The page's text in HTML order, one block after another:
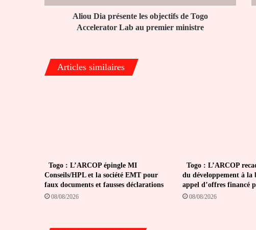
Lab
Aliou Dia présente les objectifs de Togo
Accelerator Lab au premier ministre
Articles similaires
Togo : L’ARCOP épingle MI
Conseils/HPL et la société EMT pour
faux documents et fausses déclarations
08/08/2026
Togo : L’ARCOP
du développement à la
appel d’offres financé
08/08/2026